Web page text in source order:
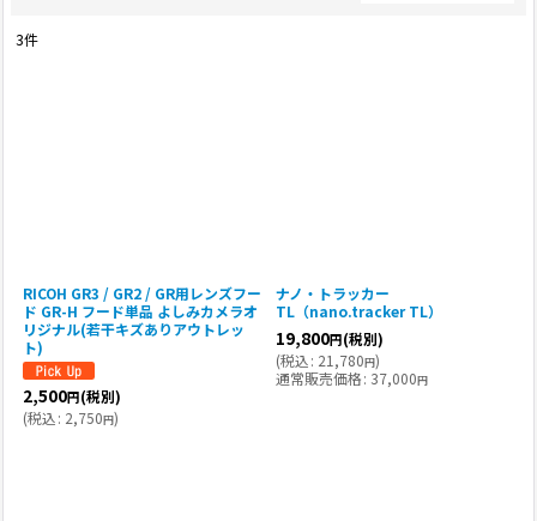
3件
RICOH GR3 / GR2 / GR用レンズフー
ド GR-H フード単品 よしみカメラオ
リジナル(若干キズありアウトレッ
ト)
2,500円(税別)
(税込: 2,750円)
ナノ・トラッカー
TL（nano.tracker TL）
19,800円(税別)
(税込: 21,780円)
通常販売価格: 37,000円